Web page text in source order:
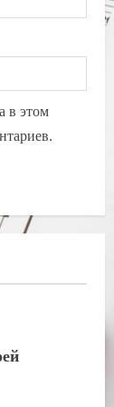
в этом